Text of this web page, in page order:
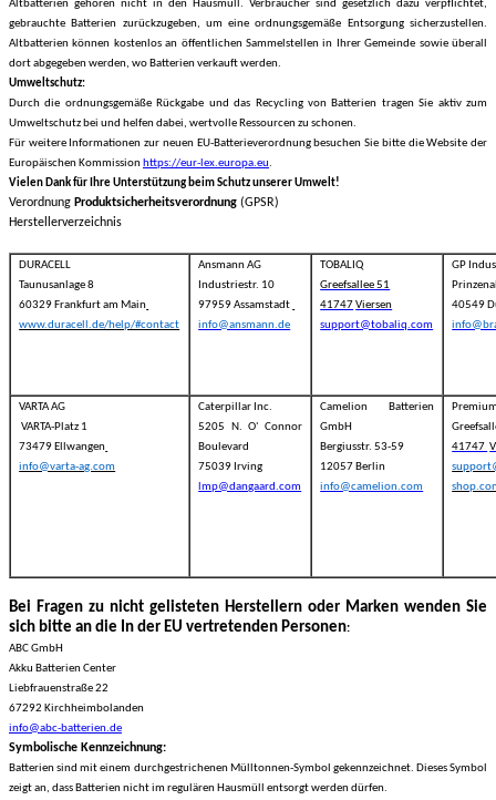
Altbatterien gehören nicht in den Hausmüll. Verbraucher sind gesetzlich dazu verpflichtet,
gebrauchte Batterien zurückzugeben, um eine ordnungsgemäße Entsorgung sicherzustellen.
Altbatterien können kostenlos an öffentlichen Sammelstellen in Ihrer Gemeinde sowie überall
dort abgegeben werden, wo Batterien verkauft werden.
Umweltschutz:
Durch die ordnungsgemäße Rückgabe und das Recycling von Batterien tragen Sie aktiv zum
Umweltschutz bei und helfen dabei, wertvolle Ressourcen zu schonen.
Für weitere Informationen zur neuen EU-Batterieverordnung besuchen Sie bitte die Website der
Europäischen Kommission https://eur-lex.europa.eu.
Vielen Dank für Ihre Unterstützung beim Schutz unserer Umwelt!
Verordnung Produktsicherheitsverordnung (GPSR)
Herstellerverzeichnis
DURACELL
Taunusanlage 8
60329 Frankfurt am Main
www.duracell.de/help/#contact
Ansmann AG
Industriestr. 10
97959 Assamstadt
info@ansmann.de
TOBALIQ
Greefsallee 51
41747Viersen
support@tobaliq.com
GP
40549
VARTA AG
VARTA-Platz 1
73479 Ellwangen
info@varta-ag.com
Caterpillar Inc.
5205 N. O' Connor
Boulevard
75039 Irving
lmp@dangaard.com
Camelion Batterien
GmbH
Bergiusstr. 53-59
12057 Berlin
info@camelion.com
41747
Bei Fragen zu nicht gelisteten Herstellern oder Marken wenden Sie
sich bitte an die In der EU vertretenden Personen:
ABC GmbH
Akku Batterien Center
Liebfrauenstraße 22
67292 Kirchheimbolanden
info@abc-batterien.de
Symbolische Kennzeichnung:
Batterien sind mit einem durchgestrichenen Mülltonnen-Symbol gekennzeichnet. Dieses Symbol
zeigt an, dass Batterien nicht im regulären Hausmüll entsorgt werden dürfen.